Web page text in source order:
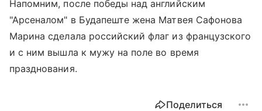
Напомним, после победы над английским
"Арсеналом" в Будапеште жена Матвея Сафонова
Марина сделала российский флаг из французского
и с ним вышла к мужу на поле во время
празднования.
Поделиться